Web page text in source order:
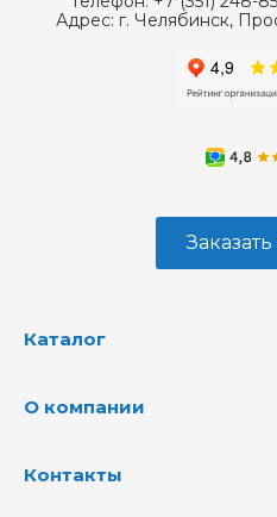
Адрес: г. Челябинск,
Каталог
О компании
Контакты